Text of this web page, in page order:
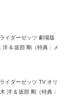
イダーゼッツ 劇場版
& 坂部 剛（特典：メ
イダーゼッツ TV オリ
洋 & 坂部 剛（特典：